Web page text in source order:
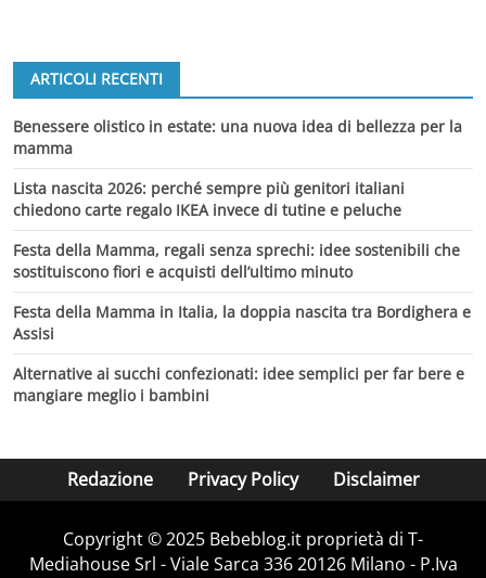
ARTICOLI RECENTI
Benessere olistico in estate: una nuova idea di bellezza per la
mamma
Lista nascita 2026: perché sempre più genitori italiani
chiedono carte regalo IKEA invece di tutine e peluche
Festa della Mamma, regali senza sprechi: idee sostenibili che
sostituiscono fiori e acquisti dell’ultimo minuto
Festa della Mamma in Italia, la doppia nascita tra Bordighera e
Assisi
Alternative ai succhi confezionati: idee semplici per far bere e
mangiare meglio i bambini
Redazione Privacy Policy Disclaimer
Copyright © 2025 Bebeblog.it proprietà di T-
Mediahouse Srl - Viale Sarca 336 20126 Milano - P.Iva